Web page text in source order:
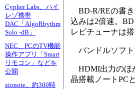
Cypher Labs、ハイ
レゾ携帯
DAC「AlgoRhythm
Solo -dB」
NEC、PCのTV機能
操作アプリ「Smart
リモコン」などを
公開
zionote、約300時
BD-R/REの書き
込みは2倍速。
レビチューナは搭
バンドルソフト
HDMI出力のほ
晶搭載ノートPC